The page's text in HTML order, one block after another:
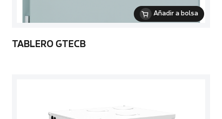
Añadir a bolsa
TABLERO GTECB